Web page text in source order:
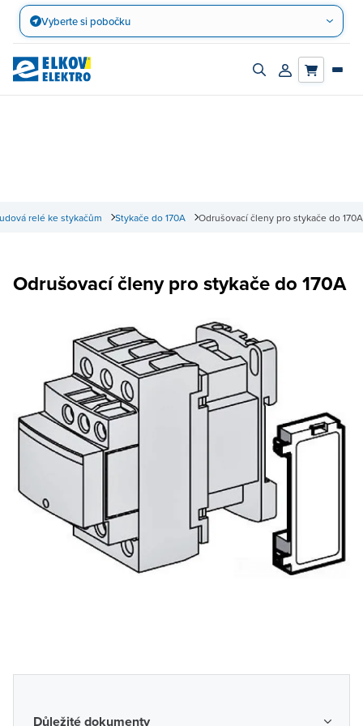
Přejít
obsah
Vyberte si pobočku
Zapnout/vypnout
Přihlásit/
Odrušovací členy pro stykače do 170A
Stykače do 170A
relé ke stykačům
Odrušovací členy pro stykače do 170A
Důležité dokumenty